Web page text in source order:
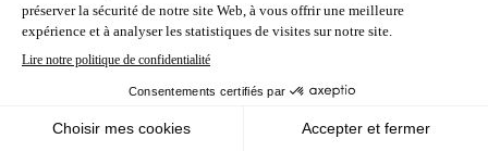
remonter un grand nombre de problématiques
sur le site : sécurité, temps de chargement,
pages en erreur, etc.
Nous utilisons des cookies pour vous garantir la meilleure
expérience sur notre site. Si vous continuez à utiliser ce
dernier, nous considérerons que vous acceptez l'utilisation des